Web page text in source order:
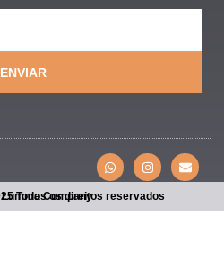
ENVIAR
Todos os direitos reservados
Company